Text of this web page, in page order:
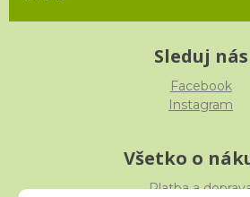
Sleduj nás
Facebook
Instagram
Všetko o
Platba a